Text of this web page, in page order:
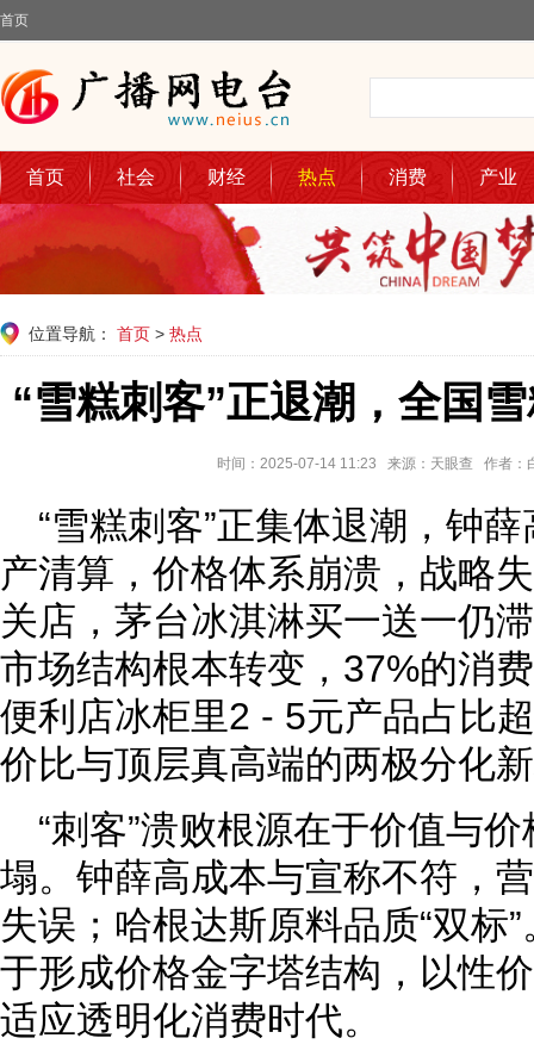
首页
首页 社会 财经 热点 消费 产业
位置导航： 首页 > 热点
“雪糕刺客”正退潮，全国
时间：2025-07-14 11:23 来源：天眼查 作者
“雪糕刺客”正集体退潮，钟
产清算，价格体系崩溃，战略
关店，茅台冰淇淋买一送一仍
市场结构根本转变，37%的消
便利店冰柜里2 - 5元产品占比
价比与顶层真高端的两极分化
“刺客”溃败根源在于价值与
塌。钟薛高成本与宣称不符，
失误；哈根达斯原料品质“双标
于形成价格金字塔结构，以性
适应透明化消费时代。